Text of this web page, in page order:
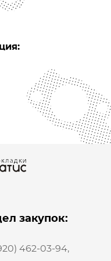
закупок:
462-03-94,